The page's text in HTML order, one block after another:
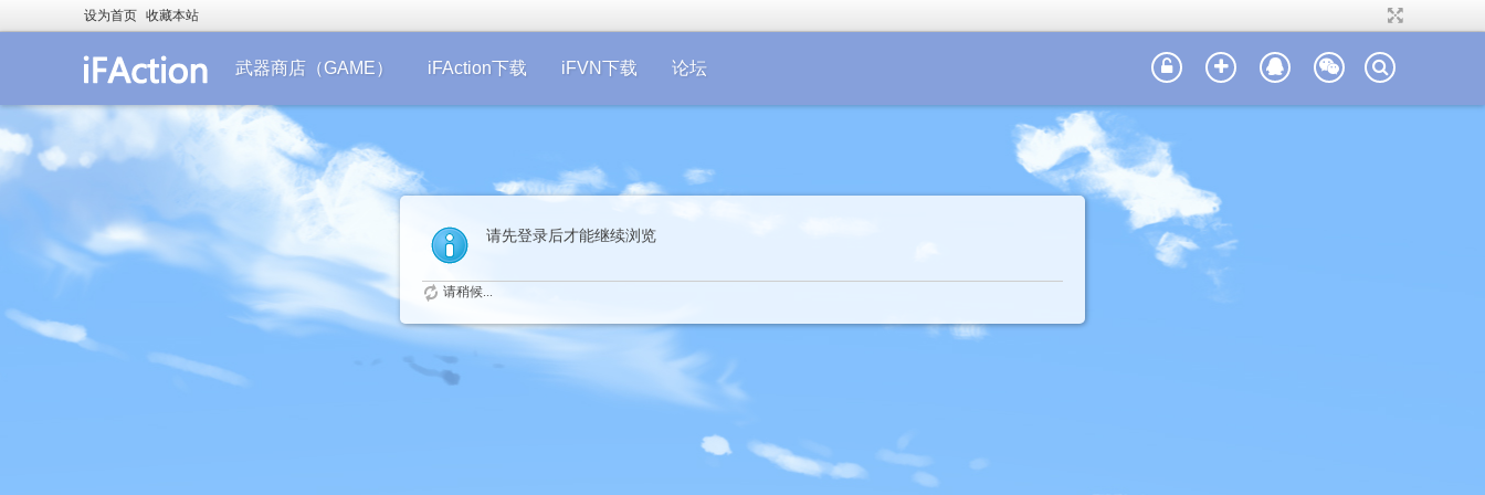
设为首页 收藏本站
武器商店（GAME） iFAction下载 iFVN下载 论坛
请先登录后才能继续浏览
请稍候...